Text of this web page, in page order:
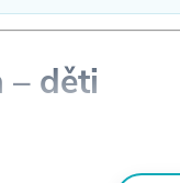
děti